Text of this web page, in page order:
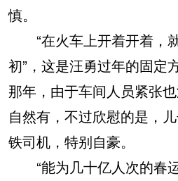
慎。
“在火车上开着开着，
初”，这是汪勇过年的固定
那年，由于车间人员紧张
自然有，不过欣慰的是，
铁司机，特别自豪。
“能为几十亿人次的春